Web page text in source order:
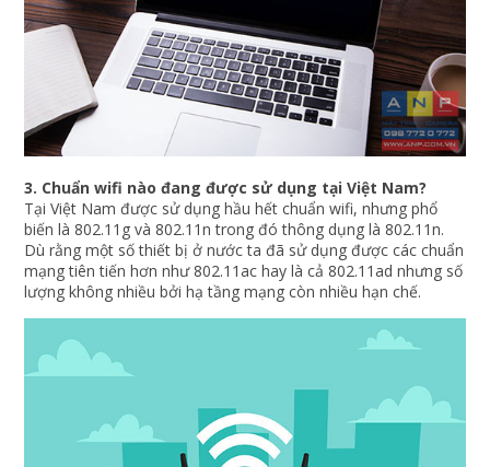
3. Chuẩn wifi nào đang được sử dụng tại Việt Nam?
Tại Việt Nam được sử dụng hầu hết chuẩn wifi, nhưng phổ
biến là 802.11g và 802.11n trong đó thông dụng là 802.11n.
Dù rằng một số thiết bị ở nước ta đã sử dụng được các chuẩn
mạng tiên tiến hơn như 802.11ac hay là cả 802.11ad nhưng số
lượng không nhiều bởi hạ tầng mạng còn nhiều hạn chế.